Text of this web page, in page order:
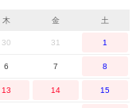
木 金 土
30 31 1
6 7 8
13 14 15